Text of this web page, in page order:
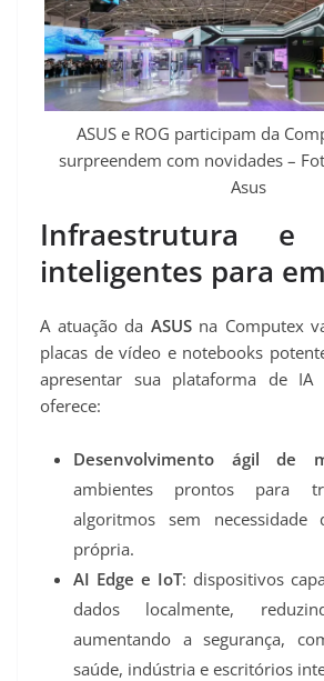
ASUS e ROG participam da
surpreendem com novidades –
Asus
Infraestrutura e
inteligentes para
A atuação da ASUSna Computex
placas de vídeo e notebooks
apresentar sua plataforma de IA
oferece:
Desenvolvimento ágil de
ambientes prontos para
algoritmos sem necessidade
própria.
AI Edge e IoT: dispositivos
dados localmente,
aumentando a segurança,
saúde, indústria e escritórios